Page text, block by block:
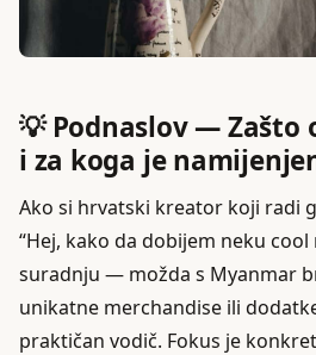
💡 Podnaslov — Zašto
i za koga je
Ako si hrvatski kreator koji radi
“Hej, kako da dobijem neku
suradnju — možda s Myanmar
unikatne merchandise ili
praktičan vodič. Fokus je